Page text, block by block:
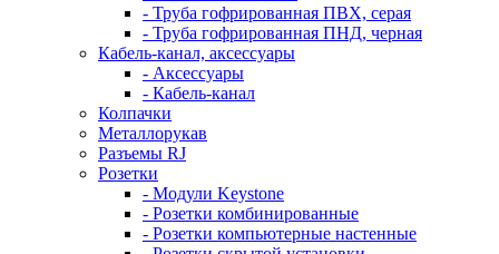
- Труба гофрированная ПВХ, серая
- Труба гофрированная ПНД, черная
Кабель-канал, аксессуары
- Аксессуары
- Кабель-канал
Колпачки
Металлорукав
Разъемы RJ
Розетки
- Модули Keystone
- Розетки комбинированные
- Розетки компьютерные настенные